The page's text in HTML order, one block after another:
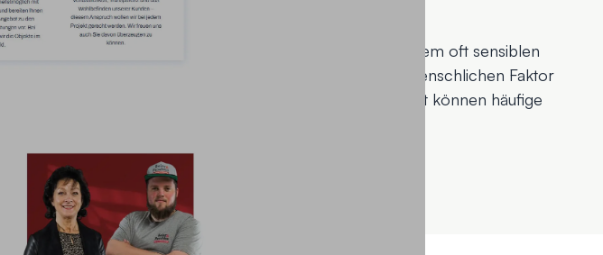
und mehr Informationen erhalten.
Die Vorstellung des Teams mit professionellen Fotos gibt dem oft sensiblen
Thema der Nachlassverwertung und Entrümplung einen menschlichen Faktor
und weckt Vertrauen. Durch den integrierten FAQ-Abschnitt können häufige